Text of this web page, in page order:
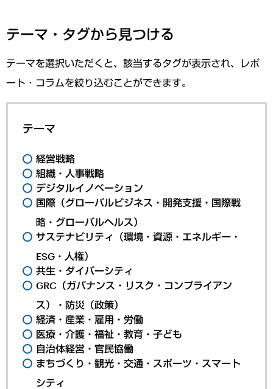
テーマ・タグから見つける
テーマを選択いただくと、該当するタグが表示され、レポ
ート・コラムを絞り込むことができます。
テーマ
経営戦略
組織・人事戦略
デジタルイノベーション
国際（グローバルビジネス・開発支援・国際戦
略・グローバルヘルス）
サステナビリティ（環境・資源・エネルギー・
ESG・人権）
共生・ダイバーシティ
GRC（ガバナンス・リスク・コンプライアン
ス）・防災（政策）
経済・産業・雇用・労働
医療・介護・福祉・教育・子ども
自治体経営・官民協働
まちづくり・観光・交通・スポーツ・スマート
シティ